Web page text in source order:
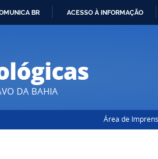
CONTEÚDO
BR ACESSO À INFORMAÇÃO
DA BAHIA
Área de